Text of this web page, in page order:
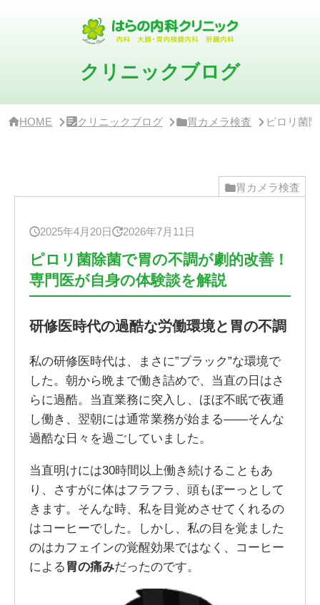
クリニックブログ
HOME クリニックブログ 胃カメラ検査 ピロリ菌
胃カメラ検査
2025年4月20日 2026年7月11日
ピロリ菌除菌で胃の不調が劇的改善！
専門医が自身の体験談を解説
研修医時代の過酷な労働環境と胃の不調
私の研修医時代は、まさに”ブラック”な環境で
した。朝から晩まで働き詰めで、当直の日はさ
らに過酷。当直業務に突入し、ほぼ不眠で夜通
し働き、翌朝には通常業務が始まる――そんな
過酷な日々を過ごしていました。
当直明けには30時間以上働き続けることもあ
り、さすがに体はフラフラ、頭もぼーっとして
きます。そんな時、私を目覚めさせてくれるの
はコーヒーでした。しかし、私の目を覚ました
のはカフェインの覚醒効果ではなく、コーヒー
による 胃の痛みだったのです。